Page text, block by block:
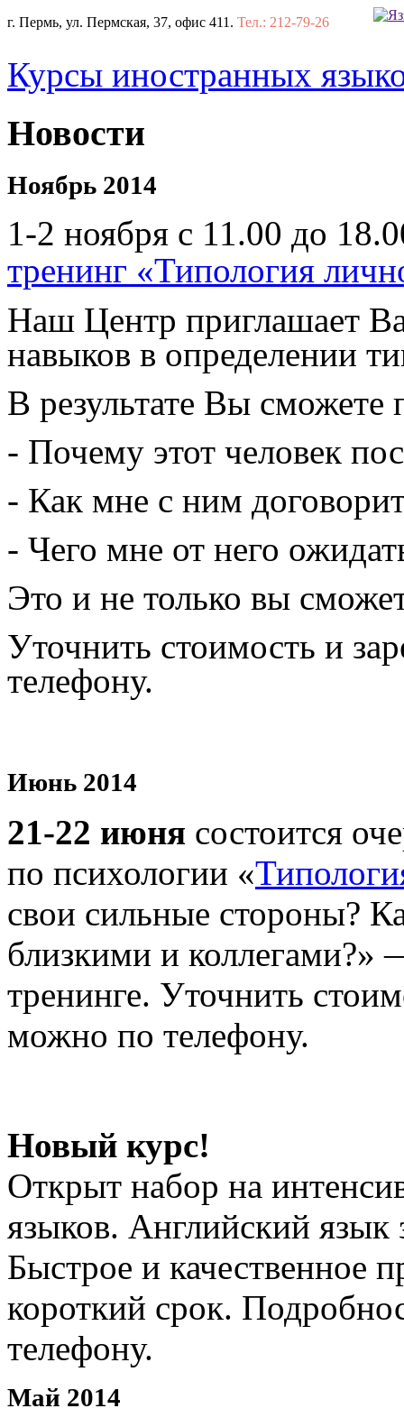
г. Пермь, ул. Пермская, 37, офис 411. Тел.: 212-79-26
Курсы иностранных
Новости
Ноябрь 2014
1-2 ноября с 11.00 до
тренинг «Типология
Наш Центр приглашает
навыков в определении
В результате Вы сможете
- Почему этот человек
- Как мне с ним
- Чего мне от него
Это и не только вы
Уточнить стоимость и
телефону.
Июнь 2014
21-22 июня состоится
по психологии «
свои сильные стороны?
близкими и
тренинге. Уточнить
можно по телефону.
Новый курс!
Открыт набор на
языков. Английский
Быстрое и качественное
короткий срок.
телефону.
Май 2014